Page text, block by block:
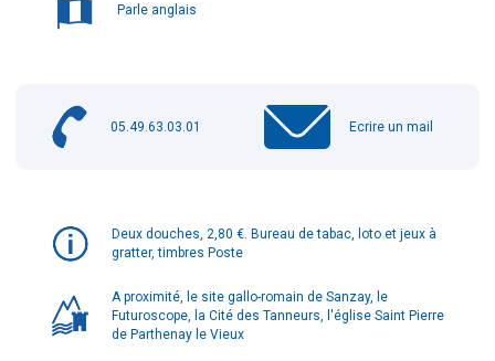
Parle anglais
05.49.63.03.01 Ecrire un mail
Deux douches, 2,80 €. Bureau de tabac, loto et jeux à
gratter, timbres Poste
A proximité, le site gallo-romain de Sanzay, le
Futuroscope, la Cité des Tanneurs, l'église Saint Pierre
de Parthenay le Vieux